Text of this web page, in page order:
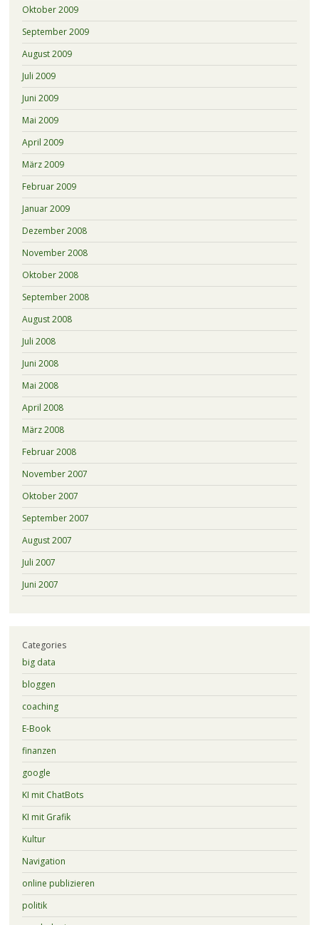
Oktober 2009
September 2009
August 2009
Juli 2009
Juni 2009
Mai 2009
April 2009
März 2009
Februar 2009
Januar 2009
Dezember 2008
November 2008
Oktober 2008
September 2008
August 2008
Juli 2008
Juni 2008
Mai 2008
April 2008
März 2008
Februar 2008
November 2007
Oktober 2007
September 2007
August 2007
Juli 2007
Juni 2007
Categories
big data
bloggen
coaching
E-Book
finanzen
google
KI mit ChatBots
KI mit Grafik
Kultur
Navigation
online publizieren
politik